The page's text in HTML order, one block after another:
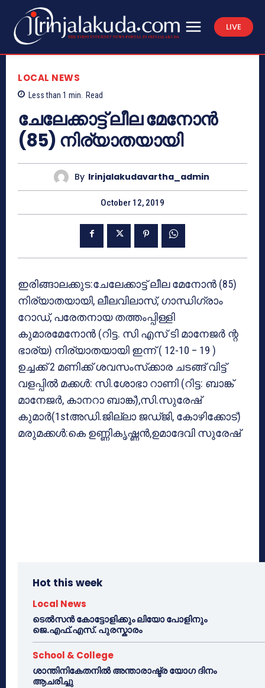
LIVE
LOCAL NEWS
Less than 1 min. Read
ചേലേക്കാട്ട് ലീല മേനോന്‍
(85) നിര്യാതയായി
By Irinjalakudavartha_admin
October 12, 2019
ഇരിങ്ങാലക്കുട:ചേലേക്കാട്ട് ലീല മേനോന്‍ (85)
നിര്യാതയായി, ലീലവിലാസ്, ഗാന്ധിഗ്രാം
റോഡ്, പരേതനായ തത്തംപ്പിള്ളി
കുമാരമേനോന്‍ (റിട്ട. സി എസ് ടി മാനേജര്‍ ന്റ
ഭാര്യ) നിര്യാതയായി ഇന്ന് ( 12-10 – 19 )
ഉച്ചക്ക് 2 മണിക്ക് ശവസംസ്‌ക്കാര ചടങ്ങ് വിട്ട്
വളപ്പില്‍ മക്കള്‍: സി.ശോഭാ റാണി (റിട്ട: ബാങ്ക്
മാനേജര്‍, കാനറാ ബാങ്ക്),സി.സുരേഷ്
കുമാര്‍(1stഅഡി.ജില്ലാ ജഡ്ജി, കോഴിക്കോട്)
മരുമക്കള്‍:കെ ഉണ്ണികൃഷ്ണന്‍,ഉമാദേവി സുരേഷ്
Hot this week
Local News
ടെൽസൻ കോട്ടോളിക്കും ലിയോ പോളിനും
ജെ.എഫ്.എസ്. പുരസ്കാരം
School & College
ശാന്തിനികേതനിൽ അന്താരാഷ്ട്ര യോഗ ദിനം
ആചരിച്ചു